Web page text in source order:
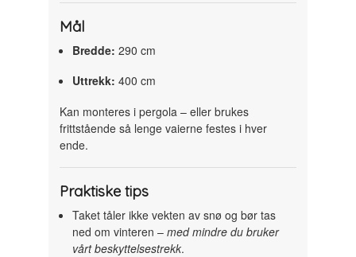
Mål
Bredde: 290 cm
Uttrekk: 400 cm
Kan monteres i pergola – eller brukes
frittstående så lenge vaierne festes i hver
ende.
Praktiske tips
Taket tåler ikke vekten av snø og bør tas
ned om vinteren – med mindre du bruker
vårt beskyttelsestrekk.